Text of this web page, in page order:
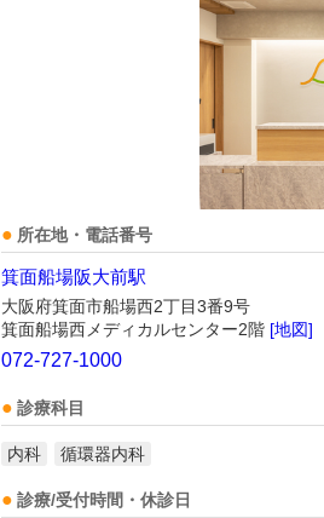
所在地・電話番号
箕面船場阪大前駅
大阪府箕面市船場西2丁目3番9号
箕面船場西メディカルセンター2階 [地図]
072-727-1000
診療科目
内科 循環器内科
診療/受付時間・休診日